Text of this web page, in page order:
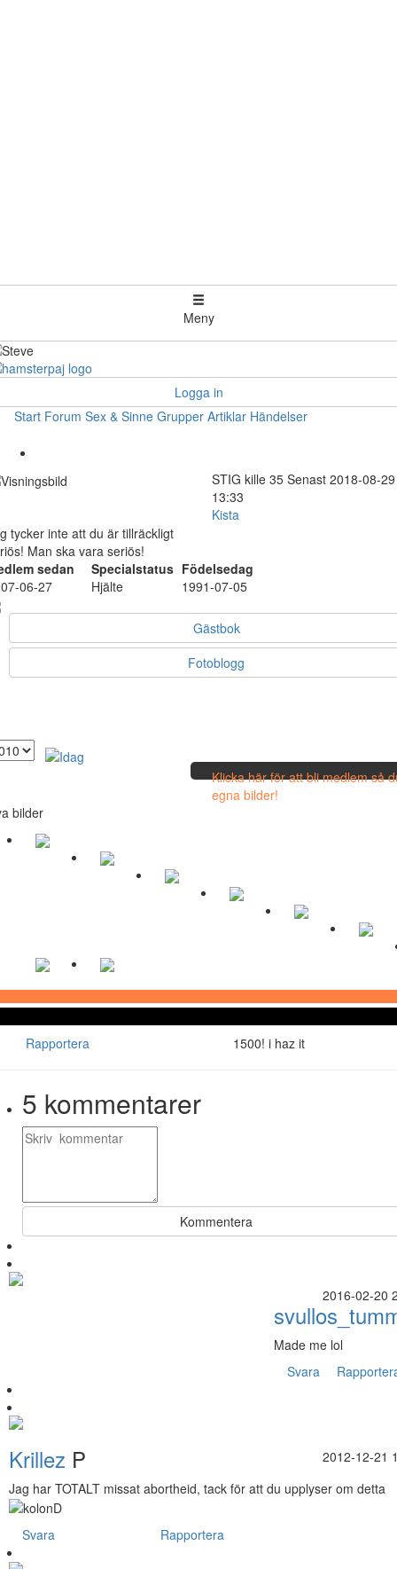
Meny
Logga in
Start Forum Sex & Sinne Grupper Artiklar Händelser
STIG kille 35 Senast 2018-08-29
13:33
Kista
tycker inte att du är tillräckligt
Man ska vara seriös!
sedan
Specialstatus Födelsedag
06-27
Hjälte 1991-07-05
Gästbok
Fotoblogg
Klicka här för att bli medlem så
egna bilder!
bilder
Rapportera 1500! i haz it
5 kommentarer
Kommentera
2016-02-20
Made me lol
Svara
2012-12-21
Krillez P
Jag har TOTALT missat abortheid, tack för att du upplyser om detta
Svara Rapportera